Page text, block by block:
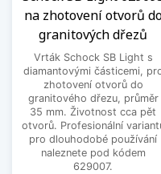
na zhotovení otvorů
granitových dřezů
Vrták Schock SB Light s
diamantovými částicemi,
zhotovení otvorů do
granitového dřezu, průměr
35 mm. Životnost cca pět
otvorů. Profesionální
pro dlouhodobé používání
naleznete pod kódem
629007.